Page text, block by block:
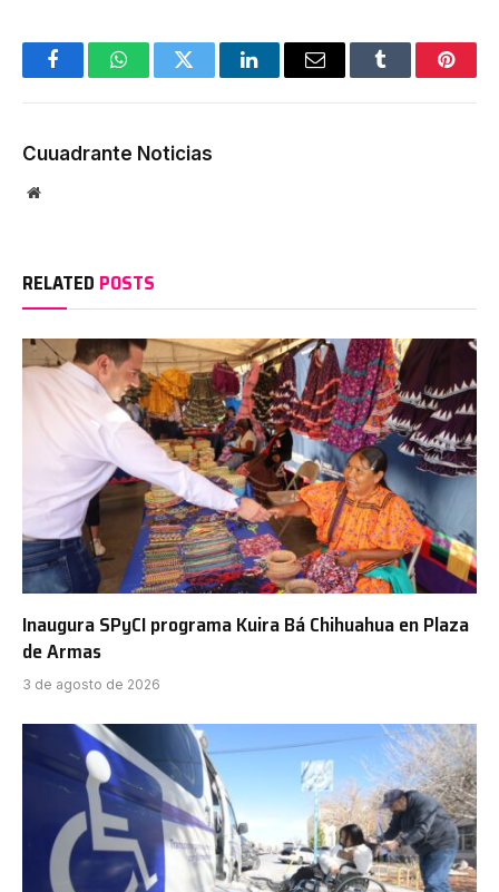
FacebookWhatsAppTwitter LinkedInEmail Tumblr
Cuuadrante Noticias
Website
RELATED POSTS
Inaugura SPyCI programa Kuira Bá Chihuahua en Plaza
de Armas
3 de agosto de 2026